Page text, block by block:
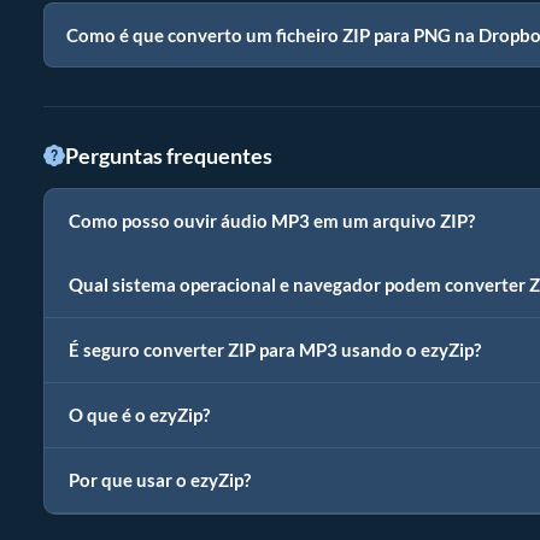
Como é que converto um ficheiro ZIP para PNG na
Perguntas frequentes
Como posso ouvir áudio MP3 em um arquivo ZIP?
Qual sistema operacional e navegador podem converter
É seguro converter ZIP para MP3 usando o ezyZip?
O que é o ezyZip?
Por que usar o ezyZip?